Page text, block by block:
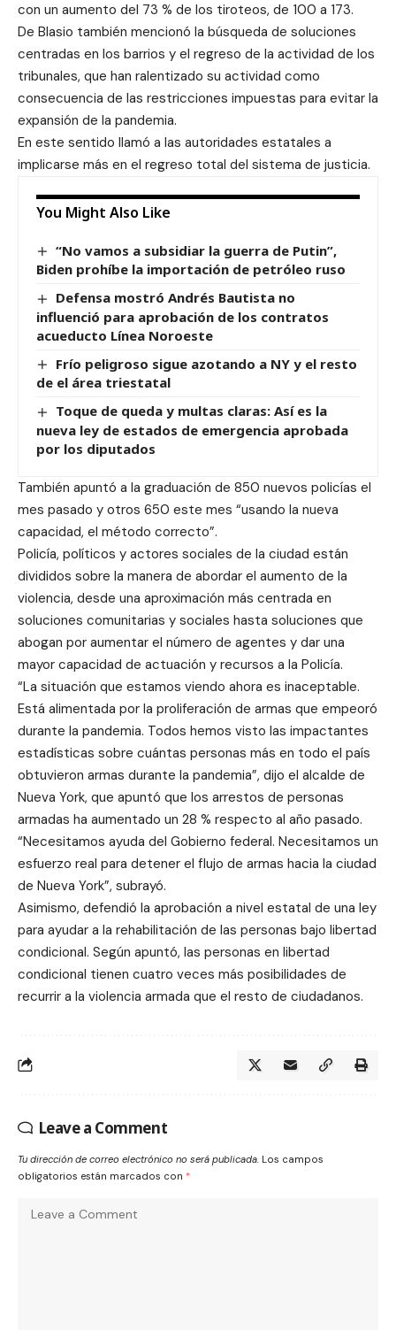
con un aumento del 73 % de los tiroteos, de 100 a 173.
De Blasio también mencionó la búsqueda de soluciones
centradas en los barrios y el regreso de la actividad de los
tribunales, que han ralentizado su actividad como
consecuencia de las restricciones impuestas para evitar la
expansión de la pandemia.
En este sentido llamó a las autoridades estatales a
implicarse más en el regreso total del sistema de justicia.
You Might Also Like
“No vamos a subsidiar la guerra de Putin”,
Biden prohíbe la importación de petróleo ruso
Defensa mostró Andrés Bautista no
influenció para aprobación de los contratos
acueducto Línea Noroeste
Frío peligroso sigue azotando a NY y el resto
de el área triestatal
Toque de queda y multas claras: Así es la
nueva ley de estados de emergencia aprobada
por los diputados
También apuntó a la graduación de 850 nuevos policías el
mes pasado y otros 650 este mes “usando la nueva
capacidad, el método correcto”.
Policía, políticos y actores sociales de la ciudad están
divididos sobre la manera de abordar el aumento de la
violencia, desde una aproximación más centrada en
soluciones comunitarias y sociales hasta soluciones que
abogan por aumentar el número de agentes y dar una
mayor capacidad de actuación y recursos a la Policía.
“La situación que estamos viendo ahora es inaceptable.
Está alimentada por la proliferación de armas que empeoró
durante la pandemia. Todos hemos visto las impactantes
estadísticas sobre cuántas personas más en todo el país
obtuvieron armas durante la pandemia”, dijo el alcalde de
Nueva York, que apuntó que los arrestos de personas
armadas ha aumentado un 28 % respecto al año pasado.
“Necesitamos ayuda del Gobierno federal. Necesitamos un
esfuerzo real para detener el flujo de armas hacia la ciudad
de Nueva York”, subrayó.
Asimismo, defendió la aprobación a nivel estatal de una ley
para ayudar a la rehabilitación de las personas bajo libertad
condicional. Según apuntó, las personas en libertad
condicional tienen cuatro veces más posibilidades de
recurrir a la violencia armada que el resto de ciudadanos.
Leave a Comment
Tu dirección de correo electrónico no será publicada. Los campos
obligatorios están marcados con *